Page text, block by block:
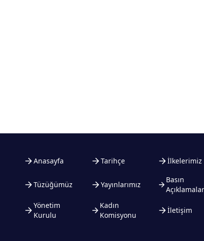
Anasayfa Tarihçe İlkelerimiz
Tüzüğümüz Yayınlarımız
Basın
Yönetim
Kurulu
Kadın
Komisyonu
İletişim